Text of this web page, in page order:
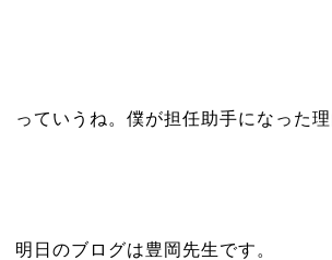
っていうね。僕が担任助手になった理
明日のブログは豊岡先生です。